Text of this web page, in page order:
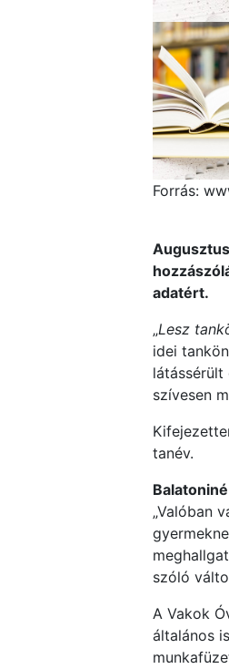
Forrás:
adatért.
„Lesz
idei
szívesen
tanév.
„Valóban
szóló
A Vakok
általános